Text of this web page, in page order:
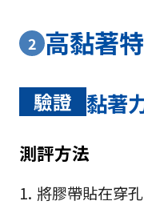
2 高黏著
驗證 黏著
測評方法
將膠帶貼在穿孔